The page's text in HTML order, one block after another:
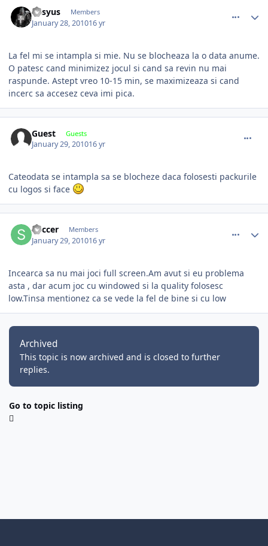
Kasyus Members
January 28, 201016 yr
La fel mi se intampla si mie. Nu se blocheaza la o data anume.
O patesc cand minimizez jocul si cand sa revin nu mai
raspunde. Astept vreo 10-15 min, se maximizeaza si cand
incerc sa accesez ceva imi pica.
Guest Guests
January 29, 201016 yr
Cateodata se intampla sa se blocheze daca folosesti packurile
cu logos si face
Soccer Members
January 29, 201016 yr
Incearca sa nu mai joci full screen.Am avut si eu problema
asta , dar acum joc cu windowed si la quality folosesc
low.Tinsa mentionez ca se vede la fel de bine si cu low
Archived
This topic is now archived and is closed to further
replies.
Go to topic listing